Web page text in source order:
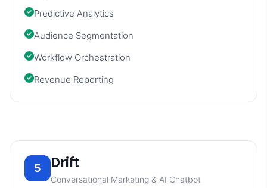
Predictive Analytics
Audience Segmentation
Workflow Orchestration
Revenue Reporting
5 Drift
Conversational Marketing & AI Chatbot